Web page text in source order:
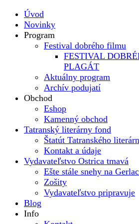
Úvod
Novinky
Program
Festival dobrého filmu
FESTIVAL
PLAGÁT
Aktuálny program
Archív podujatí
Obchod
Eshop
Kamenný obchod
Tatranský literárny fond
Štatút Tatranského
Kontakt a údaje
Vydavateľstvo Ostrica tmavá
Ešte stále snehy na
Zošity
Vydavateľstvo pripravuje
Blog
Info